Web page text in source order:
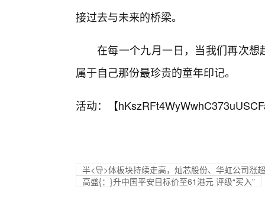
接过去与未来的桥梁。
在每一个九月一日，当我们再次想
属于自己那份最珍贵的童年印记。
活动：【
半<导>体板块持续走高，灿芯股份、华虹公司涨
高盛{：}升中国平安目标价至61港元 评级“买入”